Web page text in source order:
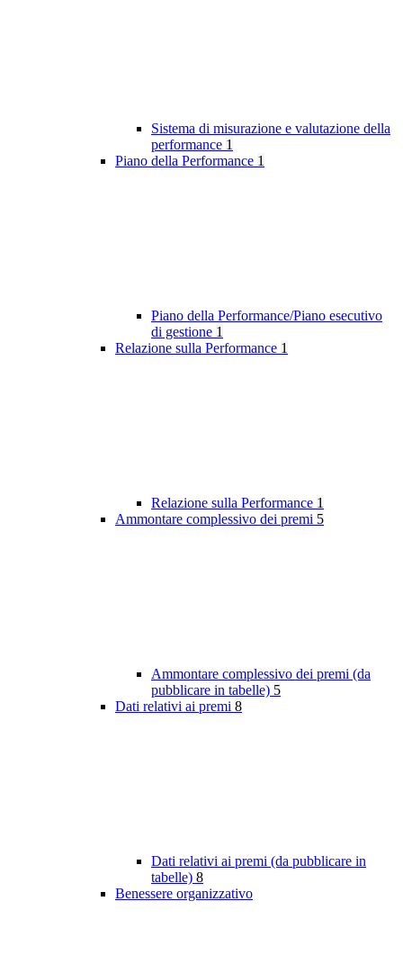
Sistema di misurazione e valutazione della
performance 1
Piano della Performance 1
Piano della Performance/Piano esecutivo
di gestione 1
Relazione sulla Performance 1
Relazione sulla Performance 1
Ammontare complessivo dei premi 5
Ammontare complessivo dei premi (da
pubblicare in tabelle) 5
Dati relativi ai premi 8
Dati relativi ai premi (da pubblicare in
tabelle) 8
Benessere organizzativo